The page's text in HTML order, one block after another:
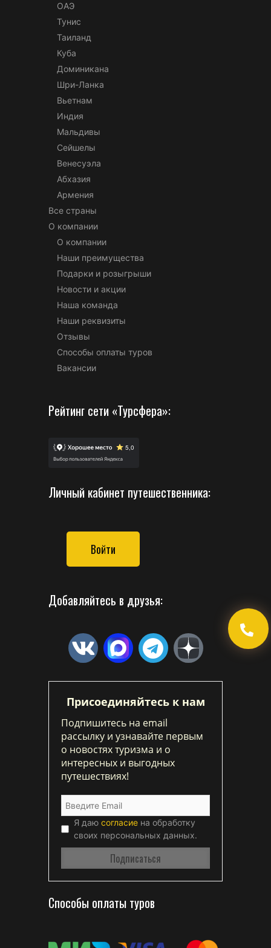
ОАЭ
Тунис
Таиланд
Куба
Доминикана
Шри-Ланка
Вьетнам
Индия
Мальдивы
Сейшелы
Венесуэла
Абхазия
Армения
Все страны
О компании
О компании
Наши преимущества
Подарки и розыгрыши
Новости и акции
Наша команда
Наши реквизиты
Отзывы
Способы оплаты туров
Вакансии
Рейтинг сети «Турсфера»:
Личный кабинет путешественника:
Войти
Добавляйтесь в друзья:
Присоединяйтесь к нам
Подпишитесь на email
рассылку и узнавайте первым
о новостях туризма и о
интересных и выгодных
путешествиях!
Я даю согласие на обработку
своих персональных данных.
Способы оплаты туров